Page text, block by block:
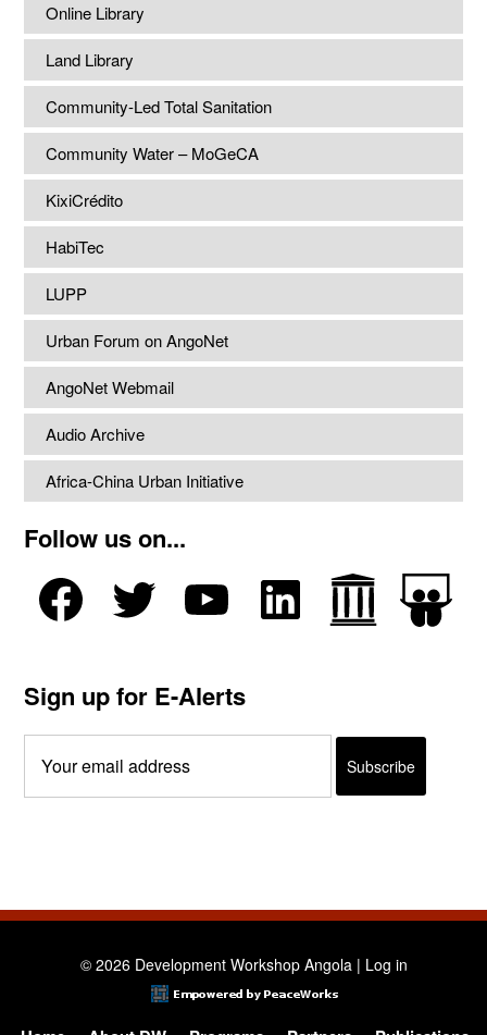
Online Library
Land Library
Community-Led Total Sanitation
Community Water – MoGeCA
KixiCrédito
HabiTec
LUPP
Urban Forum on AngoNet
AngoNet Webmail
Audio Archive
Africa-China Urban Initiative
Follow us on...
Sign up for E-Alerts
© 2026 Development Workshop Angola | Log in